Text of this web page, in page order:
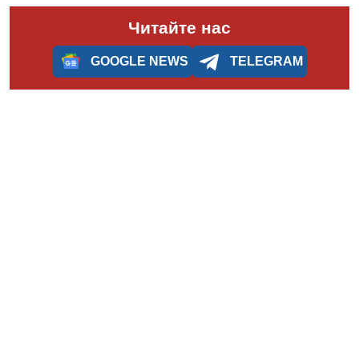
Читайте нас
GOOGLE NEWS TELEGRAM